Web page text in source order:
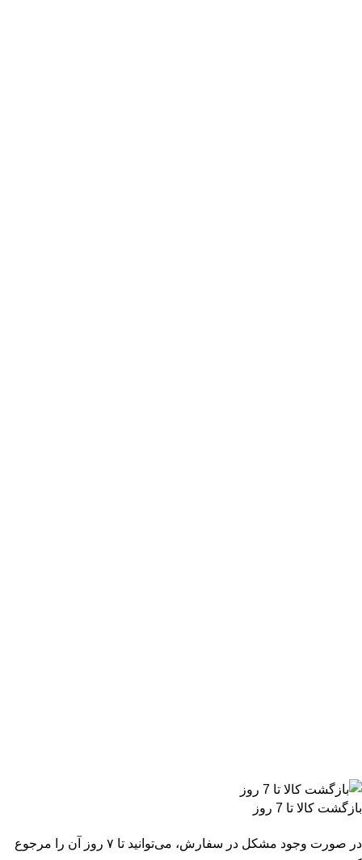
بازگشت کالا تا 7 روز
در صورت وجود مشکل در سفارش، می‌توانید تا ۷ روز آن را مرجوع